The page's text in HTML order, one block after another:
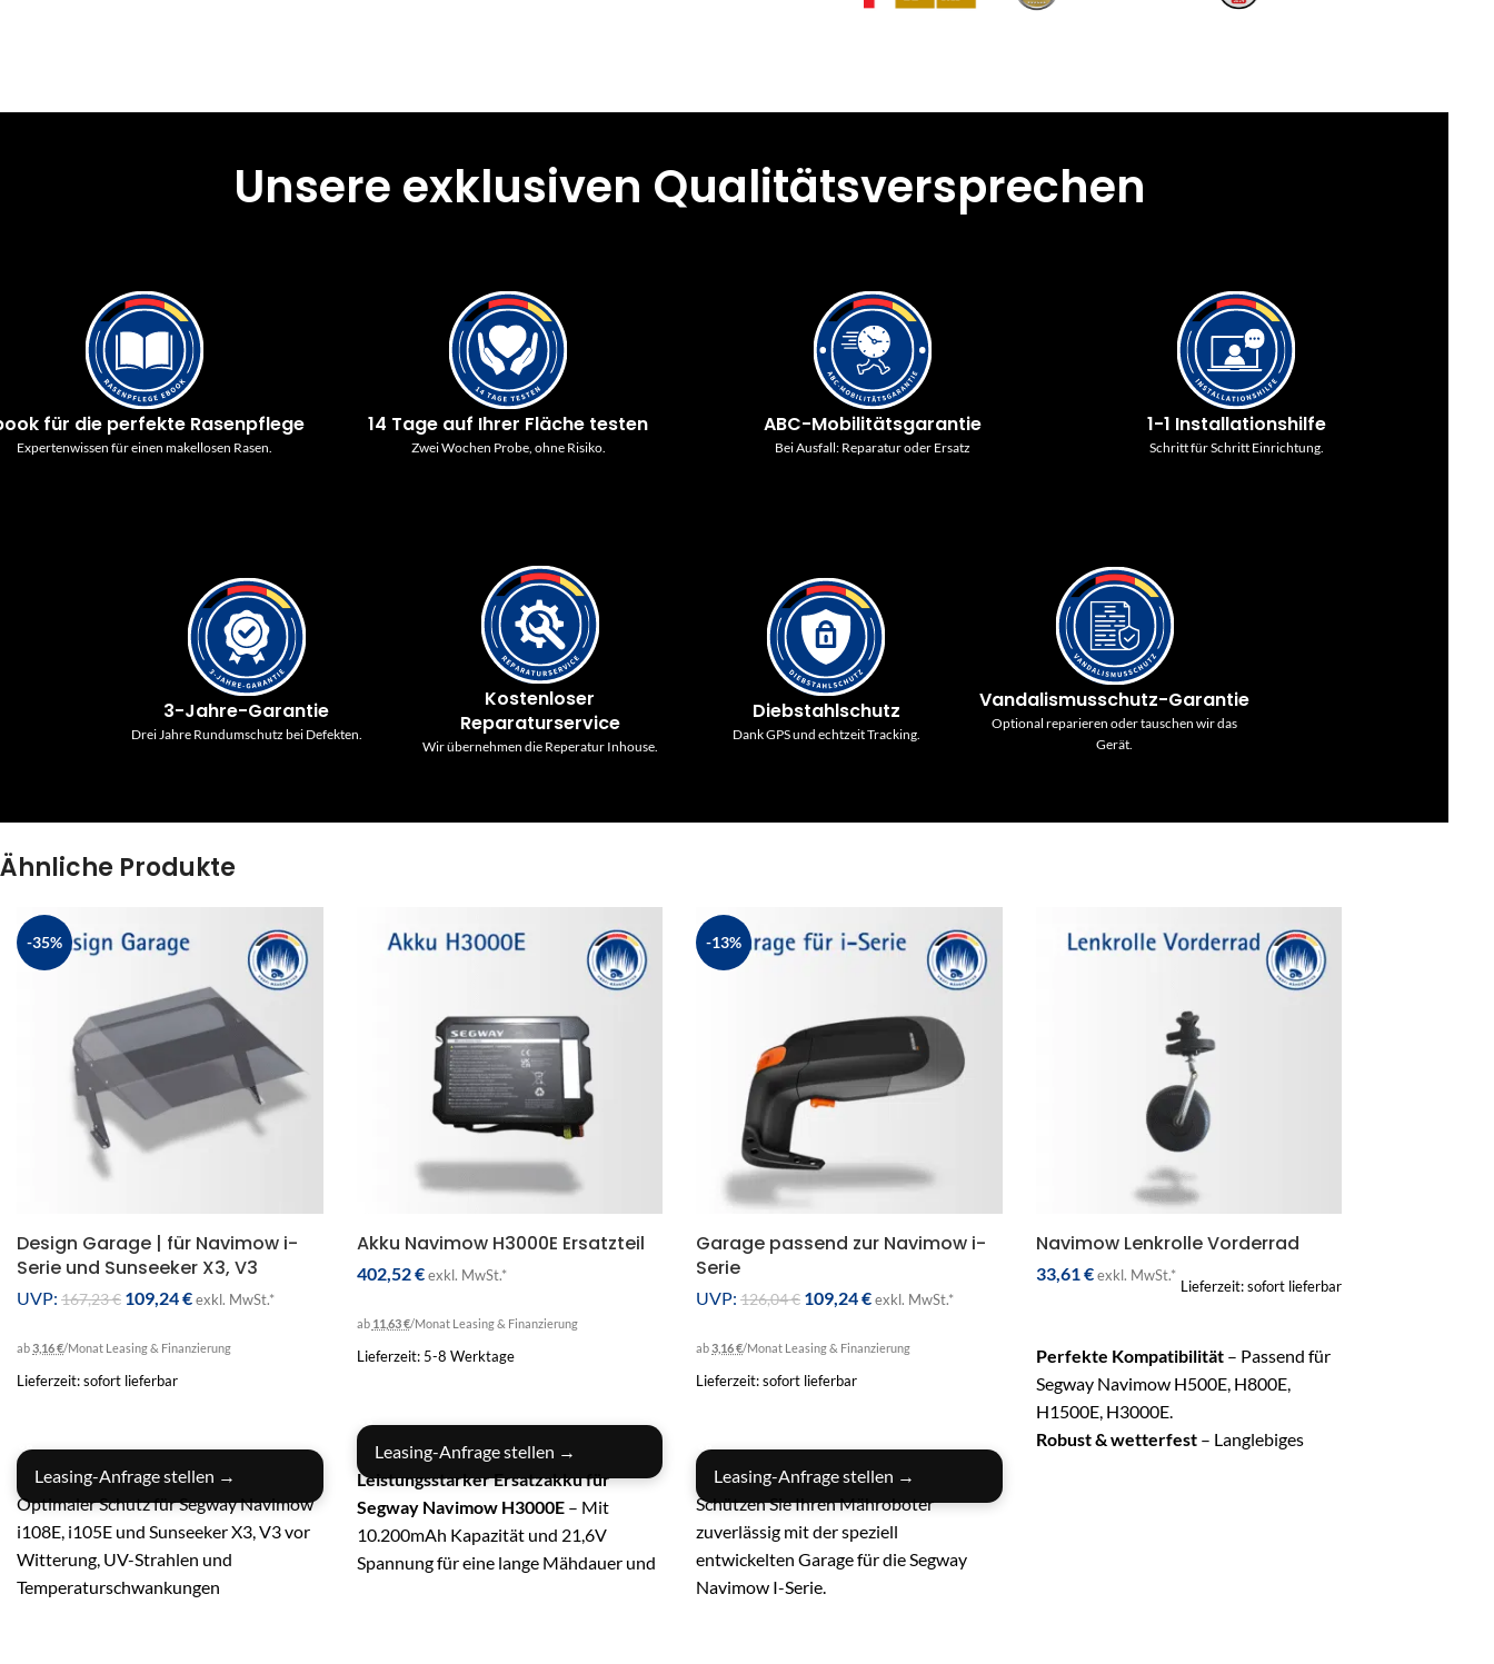
Unsere exklusiven Qualitätsversprechen
für die perfekte Rasenpflege
Expertenwissen für einen makellosen Rasen.
14 Tage auf Ihrer Fläche testen
Zwei Wochen Probe, ohne Risiko.
ABC-Mobilitätsgarantie
Bei Ausfall: Reparatur oder Ersatz
1-1 Installationshilfe
Schritt für Schritt Einrichtung.
3-Jahre-Garantie
Drei Jahre Rundumschutz bei Defekten.
Kostenloser
Reparaturservice
Wir übernehmen die Reperatur Inhouse.
Diebstahlschutz
Dank GPS und echtzeit Tracking.
Vandalismusschutz-Garantie
Optional reparieren oder tauschen wir das
Gerät.
Ähnliche Produkte
-35%
Design Garage | für Navimow i-
Serie und Sunseeker X3, V3
UVP: 167,23€ 109,24€exkl. MwSt.*
ab3,16 €/Monat Leasing & Finanzierung
Lieferzeit: sofort lieferbar
Leasing-Anfrage stellen →
Optimaler Schutz für Segway Navimow
i108E, i105E und Sunseeker X3, V3 vor
Witterung, UV-Strahlen und
Temperaturschwankungen
Akku Navimow H3000E Ersatzteil
402,52€ exkl. MwSt.*
ab 11,63 €/Monat Leasing & Finanzierung
Lieferzeit: 5-8 Werktage
Leasing-Anfrage stellen →
Leistungsstarker Ersatzakku für
Segway Navimow H3000E– Mit
10.200mAh Kapazität und 21,6V
Spannung für eine lange Mähdauer und
-13%
Garage passend zur Navimow i-
Serie
UVP: 126,04€ 109,24€exkl. MwSt.*
ab3,16 €/Monat Leasing & Finanzierung
Lieferzeit: sofort lieferbar
Leasing-Anfrage stellen →
Schützen Sie Ihren Mähroboter
zuverlässig mit der speziell
entwickelten Garage für die Segway
Navimow I-Serie.
Navimow Lenkrolle Vorderrad
33,61 € exkl. MwSt.*
Lieferzeit: sofort lieferbar
Perfekte Kompatibilität– Passend für
Segway Navimow H500E, H800E,
H1500E, H3000E.
Robust & wetterfest– Langlebiges